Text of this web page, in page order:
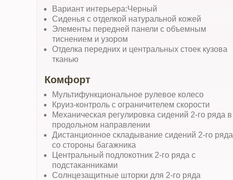
Вариант интерьера:Черный
Сиденья с отделкой натуральной кожей
Элементы передней панели с объемным
тиснением и узором
Отделка передних и центральных стоек кузова
тканью
Комфорт
Мультифункциональное рулевое колесо
Круиз-контроль с ограничителем скорости
Механическая регулировка сидений 2-го ряда в
продольном направлении
Дистанционное складывание сидений 2-го ряда
со стороны багажника
Центральный подлокотник 2-го ряда с
подстаканниками
Солнцезащитные шторки для 2-го ряда